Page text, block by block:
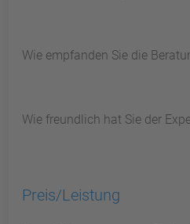
Wie empfanden Sie die
Wie freundlich hat Sie der
Preis/Leistung